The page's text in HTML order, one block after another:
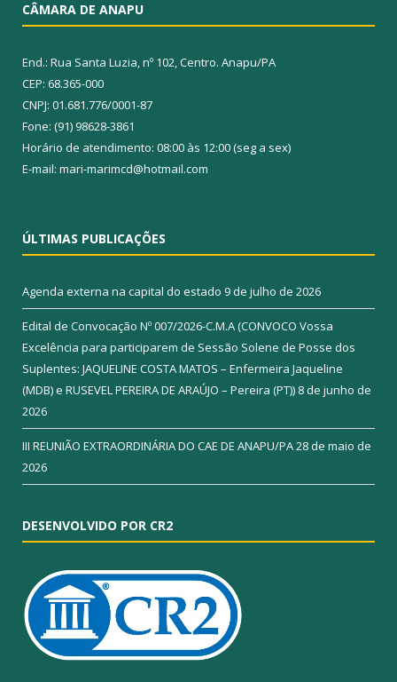
CÂMARA DE ANAPU
End.: Rua Santa Luzia, nº 102, Centro. Anapu/PA
CEP: 68.365-000
CNPJ: 01.681.776/0001-87
Fone: (91) 98628-3861
Horário de atendimento: 08:00 às 12:00 (seg a sex)
E-mail: mari-marimcd@hotmail.com
ÚLTIMAS PUBLICAÇÕES
Agenda externa na capital do estado 9 de julho de 2026
Edital de Convocação Nº 007/2026-C.M.A (CONVOCO Vossa
Excelência para participarem de Sessão Solene de Posse dos
Suplentes: JAQUELINE COSTA MATOS – Enfermeira Jaqueline
(MDB) e RUSEVEL PEREIRA DE ARAÚJO – Pereira (PT)) 8 de junho de
2026
III REUNIÃO EXTRAORDINÁRIA DO CAE DE ANAPU/PA28 de maio de
2026
DESENVOLVIDO POR CR2